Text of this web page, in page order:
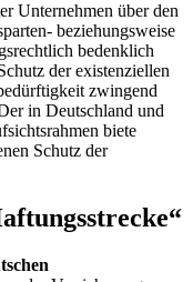
Unternehmen über den
beziehungsweise
bedenklich
der existenziellen
zwingend
in Deutschland und
biete
Schutz der